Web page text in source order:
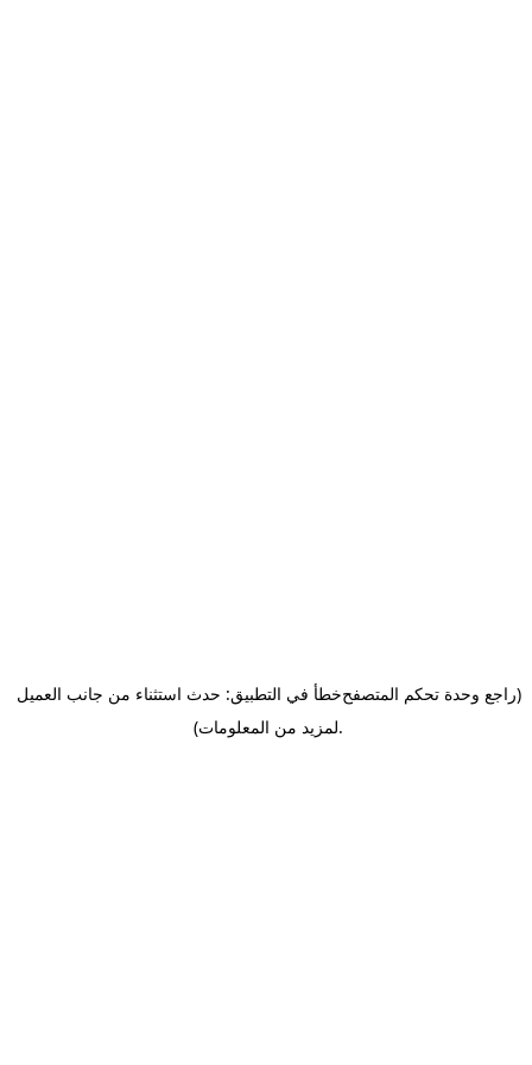
خطأ في التطبيق: حدث استثناء من جانب العميل(راجع وحدة تحكم المتصفح
لمزيد من المعلومات).